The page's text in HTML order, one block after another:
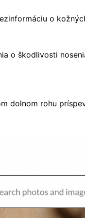
o
o škodlivosti
dolnom rohu